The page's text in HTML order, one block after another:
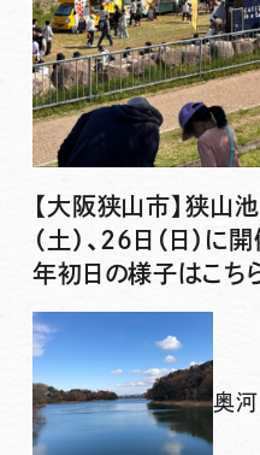
【大阪狭山市】狭山
（土）、26日（日）に
年初日の様子はこち
奥